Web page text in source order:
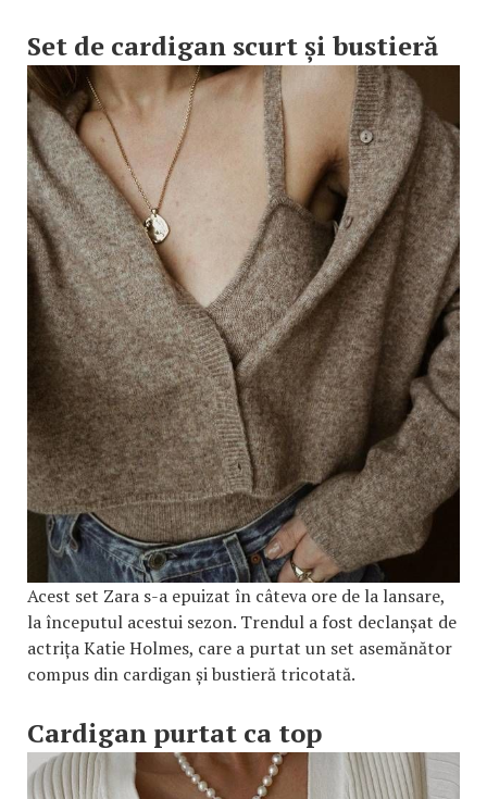
Set de cardigan scurt și bustieră
Acest set Zara s-a epuizat în câteva ore de la lansare,
la începutul acestui sezon. Trendul a fost declanșat de
actrița Katie Holmes, care a purtat un set asemănător
compus din cardigan și bustieră tricotată.
Cardigan purtat ca top